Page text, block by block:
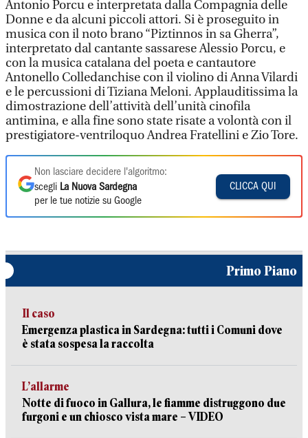
Antonio Porcu e interpretata dalla Compagnia delle
Donne e da alcuni piccoli attori. Si è proseguito in
musica con il noto brano “Piztinnos in sa Gherra”,
interpretato dal cantante sassarese Alessio Porcu, e
con la musica catalana del poeta e cantautore
Antonello Colledanchise con il violino di Anna Vilardi
e le percussioni di Tiziana Meloni. Applauditissima la
dimostrazione dell’attività dell’unità cinofila
antimina, e alla fine sono state risate a volontà con il
prestigiatore-ventriloquo Andrea Fratellini e Zio Tore.
Non lasciare decidere l'algoritmo:
scegli La Nuova Sardegna
per le tue notizie su Google
CLICCA QUI
Primo Piano
Il caso
Emergenza plastica in Sardegna: tutti i Comuni dove
è stata sospesa la raccolta
L’allarme
Notte di fuoco in Gallura, le fiamme distruggono due
furgoni e un chiosco vista mare – VIDEO